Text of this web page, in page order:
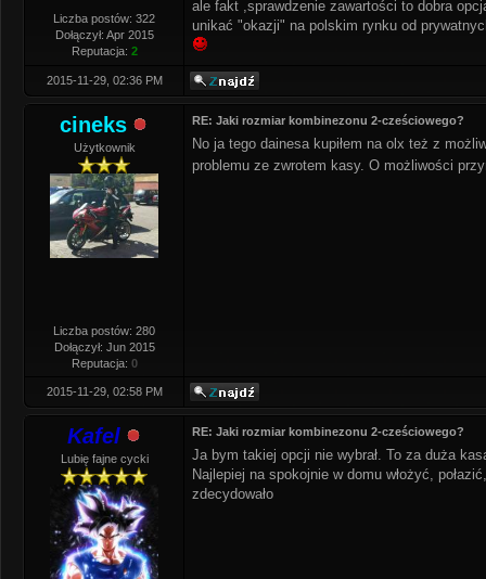
Liczba postów: 322
Dołączył: Apr 2015
Reputacja: 2
ale fakt ,sprawdzenie zawartości to dobra
unikać "okazji" na polskim rynku od
2015-11-29, 02:36 PM
cineks
Użytkownik
Liczba postów: 280
Dołączył: Jun 2015
Reputacja: 0
RE: Jaki rozmiar kombinezonu 2-cześciowego?
No ja tego dainesa kupiłem na olx też z
problemu ze zwrotem kasy. O możliwości
2015-11-29, 02:58 PM
Kafel
Lubię fajne cycki
RE: Jaki rozmiar kombinezonu 2-cześciowego?
Ja bym takiej opcji nie wybrał. To za duża
Najlepiej na spokojnie w domu włożyć,
zdecydowało